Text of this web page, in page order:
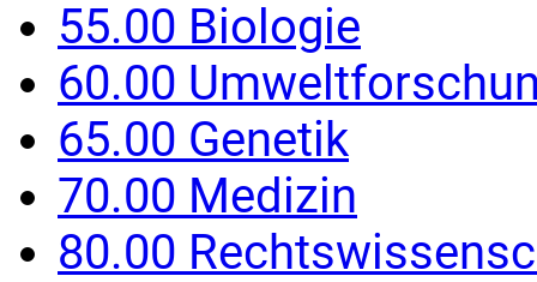
55.00 Biologie
60.00
65.00 Genetik
70.00 Medizin
80.00